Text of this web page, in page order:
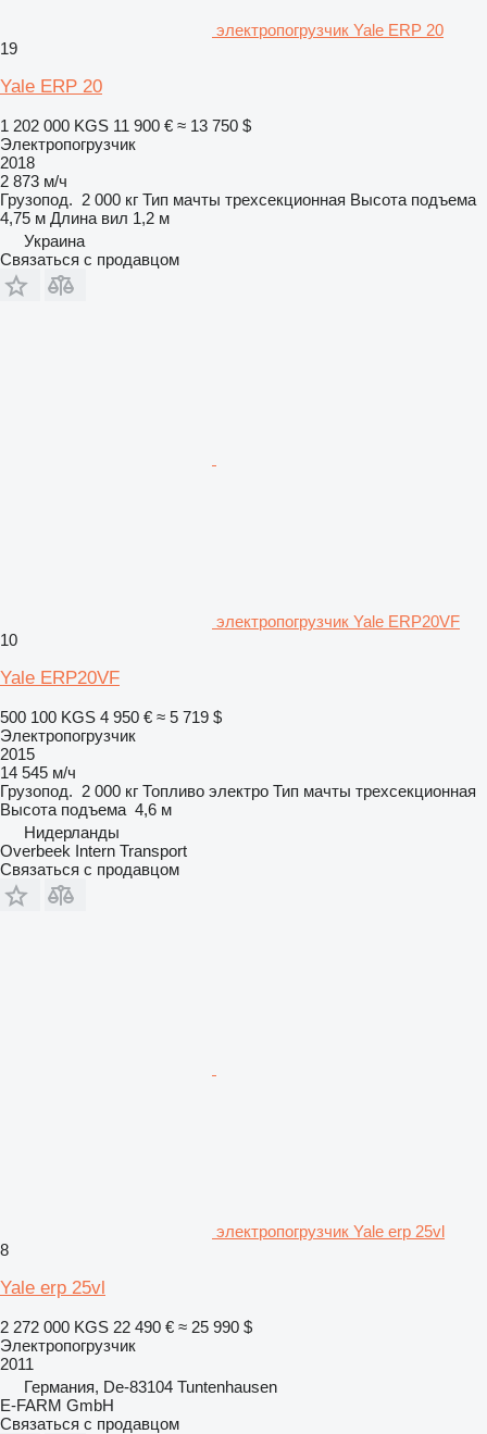
электропогрузчик Yale ERP 20
19
Yale ERP 20
1 202 000 KGS 11 900 € ≈ 13 750 $
Электропогрузчик
2018
2 873 м/ч
Грузопод. 2 000 кг Тип мачты трехсекционная Высота подъема
4,75 м Длина вил 1,2 м
Украина
Связаться с продавцом
электропогрузчик Yale ERP20VF
10
Yale ERP20VF
500 100 KGS 4 950 € ≈ 5 719 $
Электропогрузчик
2015
14 545 м/ч
Грузопод. 2 000 кг Топливо электро Тип мачты трехсекционная
Высота подъема 4,6 м
Нидерланды
Overbeek Intern Transport
Связаться с продавцом
электропогрузчик Yale erp 25vl
8
Yale erp 25vl
2 272 000 KGS 22 490 € ≈ 25 990 $
Электропогрузчик
2011
Германия, De-83104 Tuntenhausen
E-FARM GmbH
Связаться с продавцом